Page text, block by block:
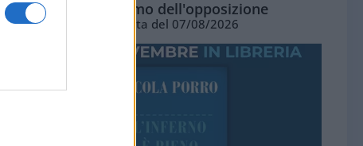
L'ottimismo dell'opposizione
Vignetta del 07/08/2026